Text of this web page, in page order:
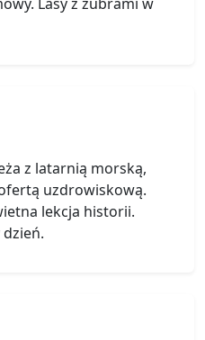
z latarnią morską,
uzdrowiskową.
lekcja historii.
dzień.